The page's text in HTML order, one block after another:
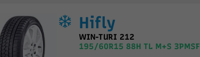
Hifly
WIN-TURI 212
195/60R15 88H TL M+S 3PMSF